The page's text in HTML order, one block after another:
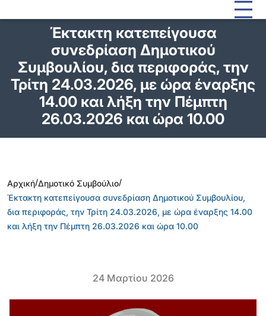
Έκτακτη κατεπείγουσα
συνεδρίαση Δημοτικού
Συμβουλίου, δια περιφοράς, την
Τρίτη 24.03.2026, με ώρα έναρξης
14.00 και λήξη την Πέμπτη
26.03.2026 και ώρα 10.00
Αρχική/Δημοτικό Συμβούλιο/
Έκτακτη κατεπείγουσα συνεδρίαση Δημοτικού Συμβουλίου,
δια περιφοράς, την Τρίτη 24.03.2026, με ώρα έναρξης 14.00
και λήξη την Πέμπτη 26.03.2026 και ώρα 10.00
24 Μαρτίου 2026